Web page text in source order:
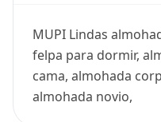
MUPI Lindas
felpa para dormir,
cama, almohada
almohada novio,